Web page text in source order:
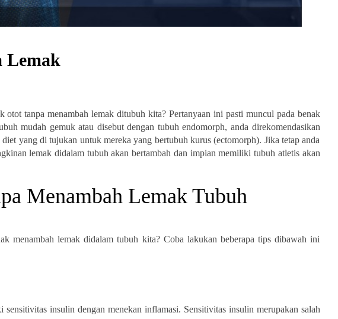
Lemak
otot tanpa menambah lemak ditubuh kita? Pertanyaan ini pasti muncul pada benak
mudah gemuk atau disebut dengan tubuh endomorph, anda direkomendasikan
yang di tujukan untuk mereka yang bertubuh kurus (ectomorph). Jika tetap anda
lemak didalam tubuh akan bertambah dan impian memiliki tubuh atletis akan
Menambah Lemak Tubuh
menambah lemak didalam tubuh kita? Coba lakukan beberapa tips dibawah ini
sensitivitas insulin dengan menekan inflamasi. Sensitivitas insulin merupakan salah